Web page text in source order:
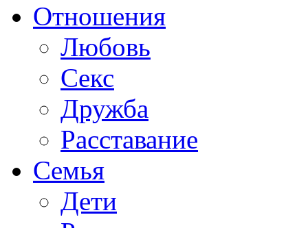
Отношения
Любовь
Секс
Дружба
Расставание
Семья
Дети